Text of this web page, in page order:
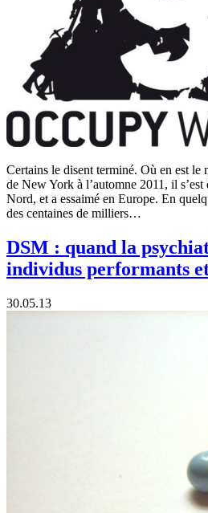
Certains le disent terminé. Où en est le
de New York à l’automne 2011, il
Nord, et a essaimé en Europe. En
des centaines de milliers…
DSM : quand la
individus performants
30.05.13